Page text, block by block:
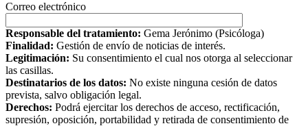
Correo electrónico
Responsable del tratamiento: Gema Jerónimo (Psicóloga)
Finalidad: Gestión de envío de noticias de interés.
Legitimación: Su consentimiento el cual nos otorga al seleccionar
las casillas.
Destinatarios de los datos: No existe ninguna cesión de datos
prevista, salvo obligación legal.
Derechos: Podrá ejercitar los derechos de acceso, rectificación,
supresión, oposición, portabilidad y retirada de consentimiento de